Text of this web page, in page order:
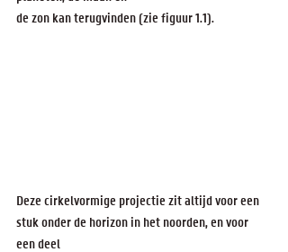
de zon kan terugvinden (zie figuur 1.1).
Deze cirkelvormige projectie zit altijd voor een
stuk onder de horizon in het noorden, en voor
een deel